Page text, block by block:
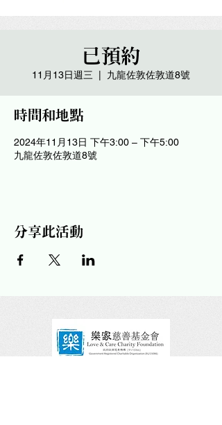
已預約
11月13日週三 九龍佐敦佐敦道8號
時間和地點
2024年11月13日 下午3:00 – 下午5:00
九龍佐敦佐敦道8號
分享此活動